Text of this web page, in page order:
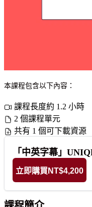
本課程包含以下內容：
課程長度約 1.2 小時
2 個課程單元
共有 1 個可下載資源
「中英字幕」
立即購買 NT$4,200